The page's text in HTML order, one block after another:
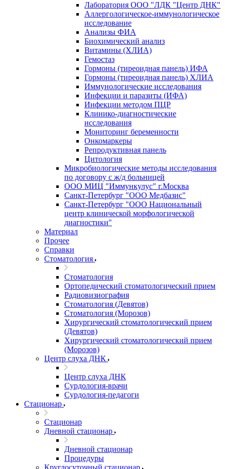
Лаборатория ООО "ЛДК "Центр ДНК"
Аллергологическое-иммунологическое
исследование
Анализы ФИА
Биохимический анализ
Витамины (ХЛИА)
Гемостаз
Гормоны (тиреоидная панель) ИФА
Гормоны (тиреоидная панель) ХЛИА
Иммунологические исследования
Инфекции и паразиты (ИФА)
Инфекции методом ПЦР
Клинико-диагностические
исследования
Мониторинг беременности
Онкомаркеры
Репродуктивная панель
Цитология
Микробиологические методы исследования
по договору с ж/д больницей
ООО МИЦ "Иммункулус" г.Москва
Санкт-Петербург "ООО Медбазис"
Санкт-Петербург "ООО Национальный
центр клинической морфологической
диагностики"
Материал
Прочее
Справки
Стоматология
Стоматология
Ортопедический стоматологический прием
Радиовизиография
Стоматология (Девятов)
Стоматология (Морозов)
Хирургический стоматологический прием
(Девятов)
Хирургический стоматологический прием
(Морозов)
Центр слуха ДНК
Центр слуха ДНК
Сурдология-врачи
Сурдология-педагоги
Стационар
Стационар
Дневной стационар
Дневной стационар
Процедуры
Круглосуточный стационар